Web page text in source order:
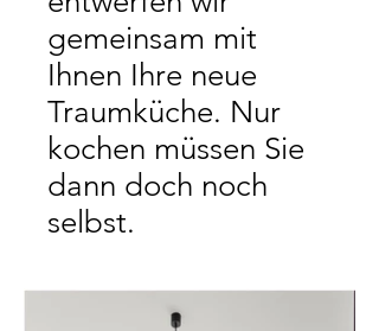
gemeinsam mit
Ihnen Ihre neue
Traumküche. Nur
kochen müssen Sie
dann doch noch
selbst.